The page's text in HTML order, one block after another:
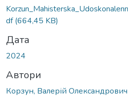
df(664,45 KB)
Дата
2024
Автори
Корзун, Валерій Олександрович